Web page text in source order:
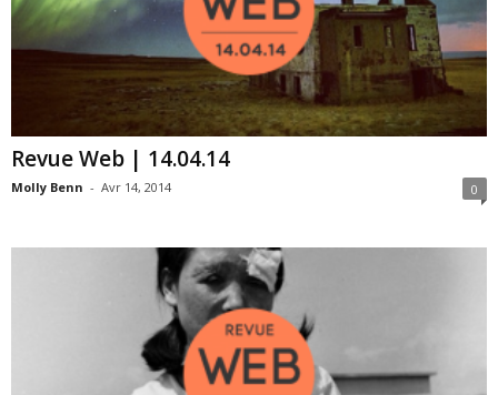
Revue Web | 14.04.14
Molly Benn - Avr 14, 2014 0